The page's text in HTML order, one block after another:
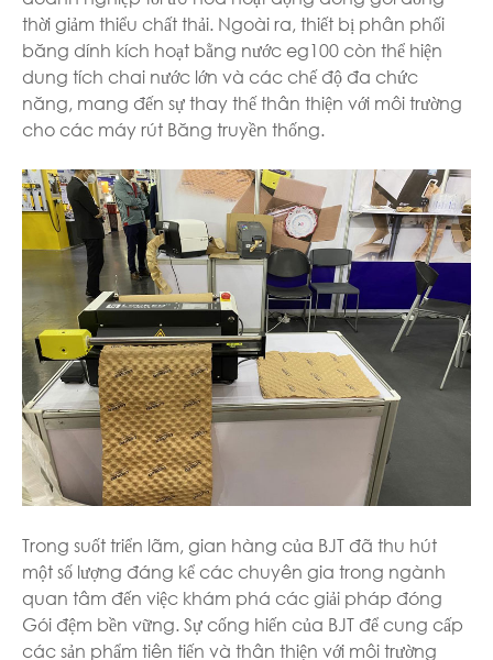
thời giảm thiểu chất thải. Ngoài ra, thiết bị phân phối
băng dính kích hoạt bằng nước eg100 còn thể hiện
dung tích chai nước lớn và các chế độ đa chức
năng, mang đến sự thay thế thân thiện với môi trường
cho các máy rút Băng truyền thống.
Trong suốt triển lãm, gian hàng của BJT đã thu hút
một số lượng đáng kể các chuyên gia trong ngành
quan tâm đến việc khám phá các giải pháp đóng
Gói đệm bền vững. Sự cống hiến của BJT để cung cấp
các sản phẩm tiên tiến và thân thiện với môi trường